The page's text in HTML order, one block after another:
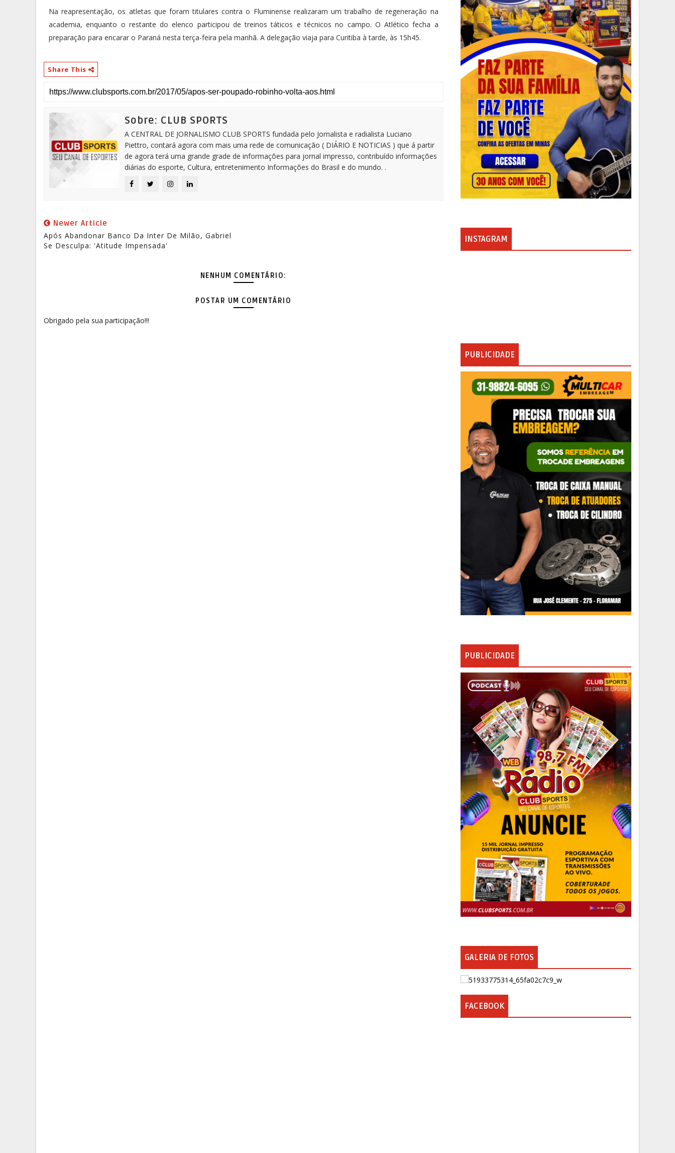
Na reapresentação, os atletas que foram titulares contra o Fluminense realizaram um trabalho de regeneração na
academia, enquanto o restante do elenco participou de treinos táticos e técnicos no campo. O Atlético fecha a
preparação para encarar o Paraná nesta terça-feira pela manhã. A delegação viaja para Curitiba à tarde, às 15h45.
Share This
Sobre: CLUB SPORTS
A CENTRAL DE JORNALISMO CLUB SPORTS fundada pelo Jornalista e radialista Luciano
Piettro, contará agora com mais uma rede de comunicação ( DIÁRIO E NOTICIAS ) que á partir
de agora terá uma grande grade de informações para jornal impresso, contribuído informações
diárias do esporte, Cultura, entretenimento Informações do Brasil e do mundo. .
Newer Article
Após Abandonar Banco Da Inter De Milão, Gabriel
Se Desculpa: 'Atitude Impensada'
NENHUM COMENTÁRIO:
POSTAR UM COMENTÁRIO
Obrigado pela sua participação!!!
INSTAGRAM
PUBLICIDADE
PUBLICIDADE
GALERIA DE FOTOS
FACEBOOK